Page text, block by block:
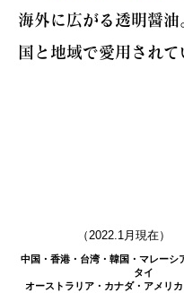
海外に広がる透明醤
国と地域で愛用されて
（2022.1月現在）
中国・香港・台湾・韓国・マレーシ
タイ
オーストラリア・カナダ・アメリ